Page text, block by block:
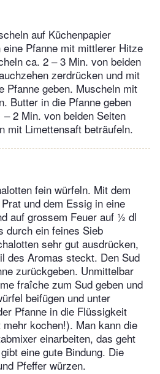
auf Küchenpapier
Pfanne mit mittlerer Hitze
ca. 2 – 3 Min. von beiden
zerdrücken und mit
Pfanne geben. Muscheln mit
Butter in die Pfanne geben
2 Min. von beiden Seiten
mit Limettensaft beträufeln.
fein würfeln. Mit dem
und dem Essig in eine
auf grossem Feuer auf ½ dl
durch ein feines Sieb
sehr gut ausdrücken,
des Aromas steckt. Den Sud
zurückgeben. Unmittelbar
fraîche zum Sud geben und
beifügen und unter
Pfanne in die Flüssigkeit
kochen!). Man kann die
einarbeiten, das geht
eine gute Bindung. Die
Pfeffer würzen.